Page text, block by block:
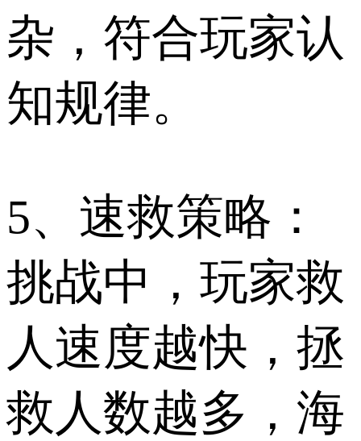
杂，符合玩家认
知规律。
5、速救策略：
挑战中，玩家救
人速度越快，拯
救人数越多，海